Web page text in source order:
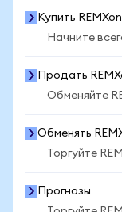
Купить REMXon
Начните
Продать
Обменяйте
Обменять
Торгуйте
Прогнозы